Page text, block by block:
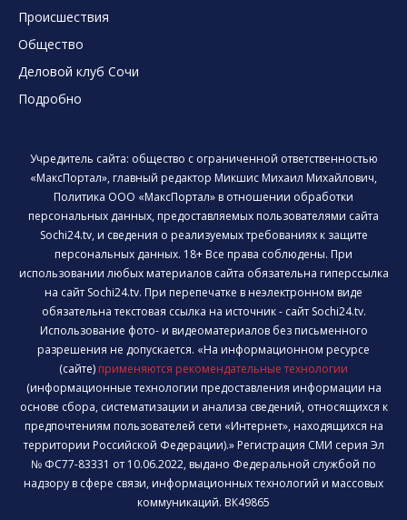
Происшествия
Общество
Деловой клуб Сочи
Подробно
Учредитель сайта: общество с ограниченной ответственностью
«МаксПортал», главный редактор Микшис Михаил Михайлович,
Политика ООО «МаксПортал» в отношении обработки
персональных данных, предоставляемых пользователями сайта
Sochi24.tv, и сведения о реализуемых требованиях к защите
персональных данных. 18+ Все права соблюдены. При
использовании любых материалов сайта обязательна гиперссылка
на сайт Sochi24.tv. При перепечатке в неэлектронном виде
обязательна текстовая ссылка на источник - сайт Sochi24.tv.
Использование фото- и видеоматериалов без письменного
разрешения не допускается. «На информационном ресурсе
(сайте) применяются рекомендательные технологии
(информационные технологии предоставления информации на
основе сбора, систематизации и анализа сведений, относящихся к
предпочтениям пользователей сети «Интернет», находящихся на
территории Российской Федерации).» Регистрация СМИ серия Эл
№ ФС77-83331 от 10.06.2022, выдано Федеральной службой по
надзору в сфере связи, информационных технологий и массовых
коммуникаций. ВК49865